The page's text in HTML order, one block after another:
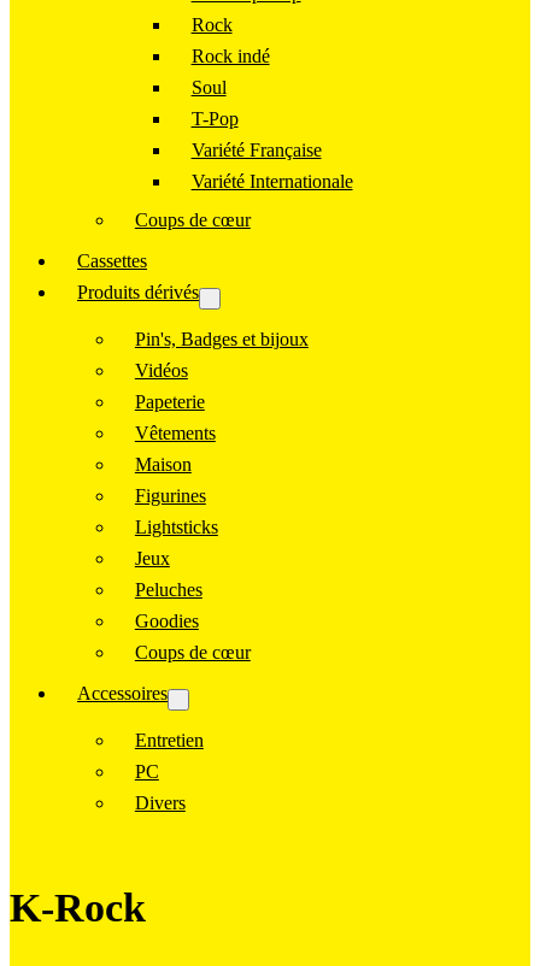
Rock
Rock indé
Soul
T-Pop
Variété Française
Variété Internationale
Coups de cœur
Cassettes
Produits dérivés
Pin's, Badges et bijoux
Vidéos
Papeterie
Vêtements
Maison
Figurines
Lightsticks
Jeux
Peluches
Goodies
Coups de cœur
Accessoires
Entretien
PC
Divers
K-Rock